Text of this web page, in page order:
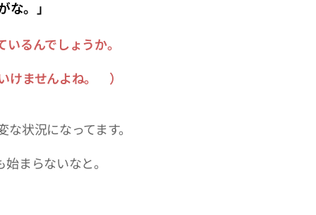
。 」
るんでしょうか。
ませんよね。 ）
状況になってます。
まらないなと。